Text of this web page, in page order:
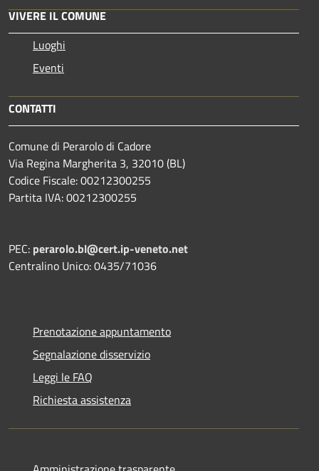
VIVERE IL COMUNE
Luoghi
Eventi
CONTATTI
Comune di Perarolo di Cadore
Via Regina Margherita 3, 32010 (BL)
Codice Fiscale: 00212300255
Partita IVA: 00212300255
PEC: perarolo.bl@cert.ip-veneto.net
Centralino Unico: 0435/71036
Prenotazione appuntamento
Segnalazione disservizio
Leggi le FAQ
Richiesta assistenza